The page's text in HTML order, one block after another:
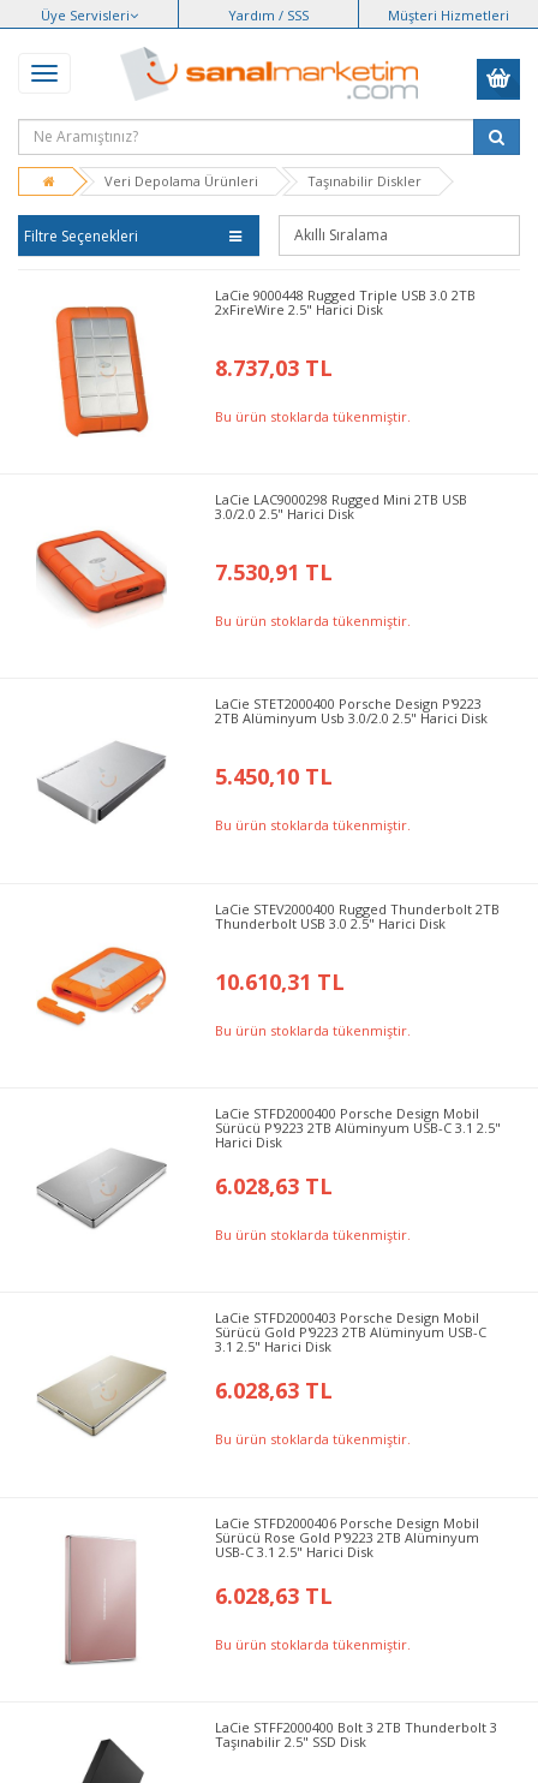
Üye Servisleri Yardım / SSS Müşteri Hizmetleri
Veri Depolama Ürünleri Taşınabilir Diskler
Filtre Seçenekleri
LaCie 9000448 Rugged Triple USB 3.0 2TB
2xFireWire 2.5" Harici Disk
8.737,03 TL
Bu ürün stoklarda tükenmiştir.
LaCie LAC9000298 Rugged Mini 2TB USB
3.0/2.0 2.5" Harici Disk
7.530,91 TL
Bu ürün stoklarda tükenmiştir.
LaCie STET2000400 Porsche Design P'9223
2TB Alüminyum Usb 3.0/2.0 2.5" Harici Disk
5.450,10 TL
Bu ürün stoklarda tükenmiştir.
LaCie STEV2000400 Rugged Thunderbolt 2TB
Thunderbolt USB 3.0 2.5" Harici Disk
10.610,31 TL
Bu ürün stoklarda tükenmiştir.
LaCie STFD2000400 Porsche Design Mobil
Sürücü P'9223 2TB Alüminyum USB-C 3.1 2.5"
Harici Disk
6.028,63 TL
Bu ürün stoklarda tükenmiştir.
LaCie STFD2000403 Porsche Design Mobil
Sürücü Gold P'9223 2TB Alüminyum USB-C
3.1 2.5" Harici Disk
6.028,63 TL
Bu ürün stoklarda tükenmiştir.
LaCie STFD2000406 Porsche Design Mobil
Sürücü Rose Gold P'9223 2TB Alüminyum
USB-C 3.1 2.5" Harici Disk
6.028,63 TL
Bu ürün stoklarda tükenmiştir.
LaCie STFF2000400 Bolt 3 2TB Thunderbolt 3
Taşınabilir 2.5" SSD Disk